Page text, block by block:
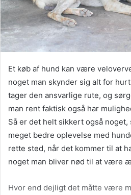
Et køb af hund kan være
noget man skynder sig alt for
tager den ansvarlige rute, og
man rent faktisk også har
Så er det helt sikkert også
meget bedre oplevelse med
rette sted, når det kommer til at
noget man bliver nød til at være
Hvor end dejligt det måtte være